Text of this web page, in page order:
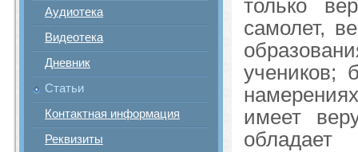
Аудиотека
Видеотека
Дневник
Статьи
Контактная информация
Реквизиты
только
самолет,
учеников;
имеет
обладает